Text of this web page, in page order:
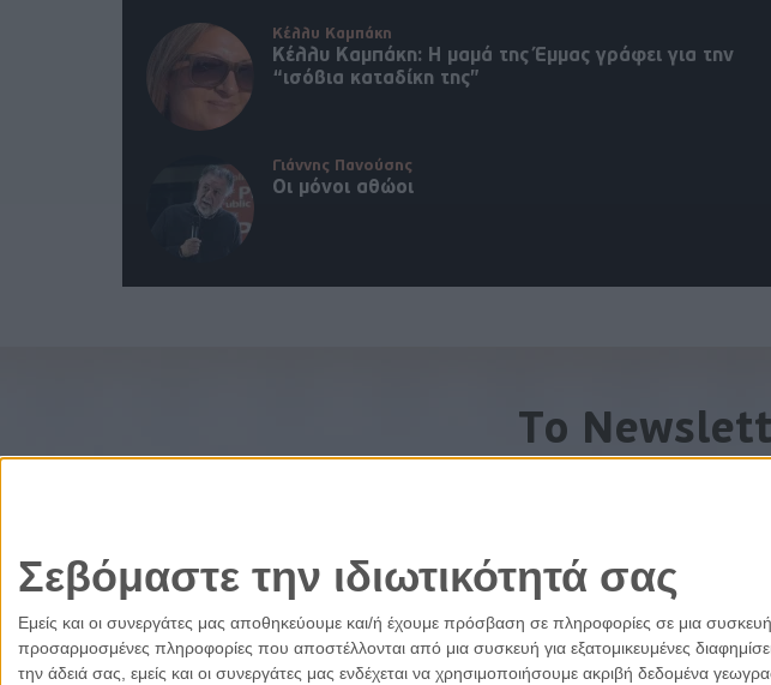
Σεβόμαστε την ιδιωτικότητά σας
Εμείς και οι συνεργάτες μας αποθηκεύουμε και/ή έχουμε πρόσβαση σε πληροφορίες σε μια
προσαρμοσμένες πληροφορίες που αποστέλλονται από μια συσκευή για εξατομικευμένες
την άδειά σας, εμείς και οι συνεργάτες μας ενδέχεται να χρησιμοποιήσουμε ακριβή δεδομένα
Κέλλυ Καμπάκη
Κέλλυ Καμπάκη: Η μαμά της Έμμας γράφει για την
“ισόβια καταδίκη της”
Γιάννης Πανούσης
Οι μόνοι αθώοι
To
Λάβετε την